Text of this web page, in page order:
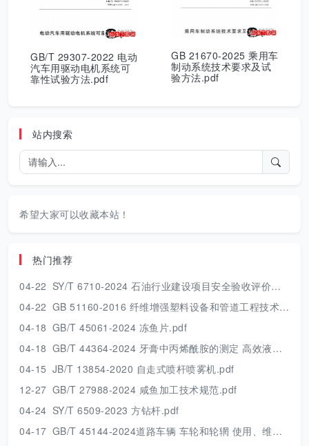
GB/T 29307-2022 电动
汽车用驱动电机系统可
靠性试验方法.pdf
GB 21670-2025 乘用车
制动系统技术要求及试
验方法.pdf
站内搜索
希望大家可以收藏本站！
热门推荐
04-22 SY/T 6710-2024 石油行业建设项目安全验收评价技术规范.pdf
04-22 GB 51160-2016 纤维增强塑料设备和管道工程技术规范.pdf
04-18 GB/T 45061-2024 冻鱼片.pdf
04-18 GB/T 44364-2024 牙膏中丙烯酰胺的测定 高效液相色谱串联质谱法.pdf
04-15 JB/T 13854-2020 自走式喷杆喷雾机.pdf
12-27 GB/T 27988-2024 咸鱼加工技术规范.pdf
04-24 SY/T 6509-2023 方钻杆.pdf
04-17 GB/T 45144-2024道路车辆 车轮和轮辋 使用、维护和安全的一般要求及报废条件.pdf